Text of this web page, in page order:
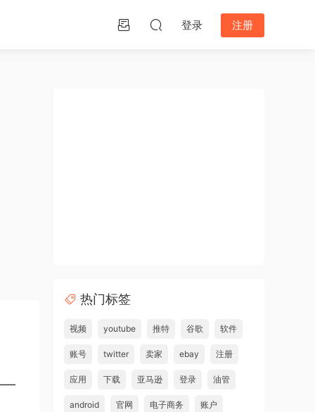
登录 注册
热门标签
视频 youtube 推特 谷歌 软件
账号 twitter 卖家 ebay 注册
应用 下载 亚马逊 登录 油管
android 官网 电子商务 账户